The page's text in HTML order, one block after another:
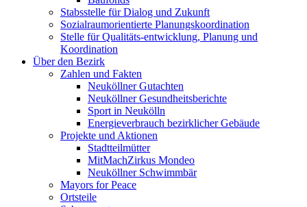
Stabsstelle für Dialog und Zukunft
Sozialraum­orientierte Planungs­koordination
Stelle für Qualitäts-entwicklung, Planung und
Koordination
Über den Bezirk
Zahlen und Fakten
Neuköllner Gutachten
Neuköllner Gesundheits­berichte
Sport in Neukölln
Energieverbrauch bezirklicher Gebäude
Projekte und Aktionen
Stadtteilmütter
MitMachZirkus Mondeo
Neuköllner Schwimmbär
Mayors for Peace
Ortsteile